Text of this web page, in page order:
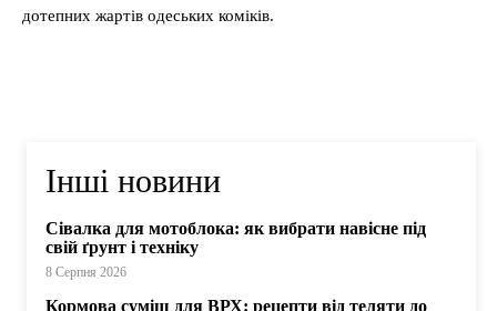
дотепних жартів одеських коміків.
Інші новини
Сівалка для мотоблока: як вибрати навісне під
свій ґрунт і техніку
8 Серпня 2026
Кормова суміш для ВРХ: рецепти від теляти до